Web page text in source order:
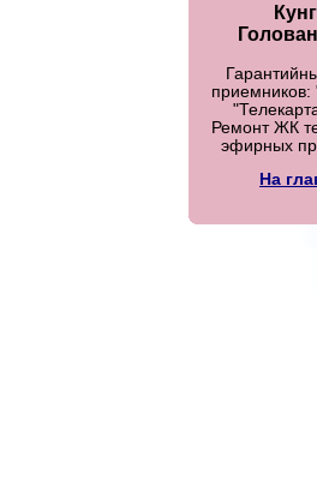
приемников:
Ремонт ЖК
эфирных
На